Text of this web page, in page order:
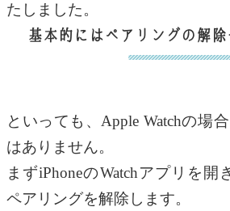
たしました。
基本的にはペアリングの解
といっても、Apple Watchの場
はありません。
まずiPhoneのWatchアプリを開
ペアリングを解除します。